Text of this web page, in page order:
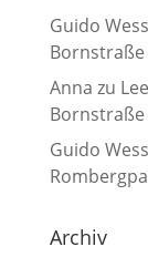
Guido
Bornstraße
Anna zu
Bornstraße
Guido
Archiv